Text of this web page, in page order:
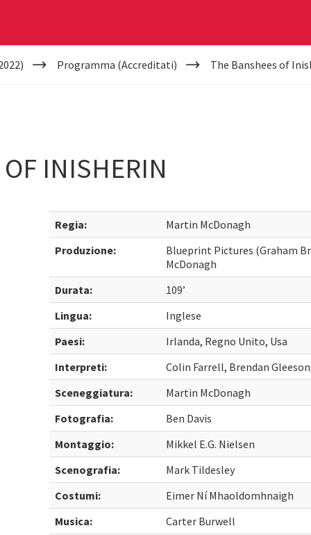
Programma (Accreditati) The Banshees of
INISHERIN
Regia:
Martin McDonagh
Produzione:
Blueprint Pictures (Graham
McDonagh
Durata:
109’
Lingua:
Inglese
Paesi:
Irlanda, Regno Unito, Usa
Interpreti:
Colin Farrell, Brendan
Sceneggiatura:
Martin McDonagh
Fotografia:
Ben Davis
Montaggio:
Mikkel E.G. Nielsen
Scenografia:
Mark Tildesley
Costumi:
Eimer Ní Mhaoldomhnaigh
Musica:
Carter Burwell